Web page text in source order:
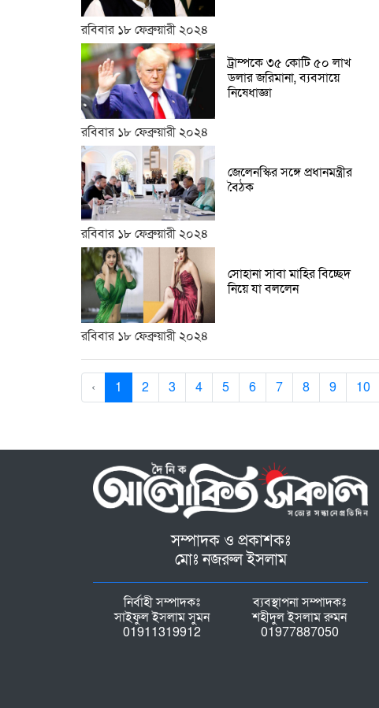
রবিবার ১৮ ফেব্রুয়ারী ২০২৪
ট্রাম্পকে ৩৫ কোটি ৫০ লাখ
ডলার জরিমানা, ব্যবসায়ে
নিষেধাজ্ঞা
রবিবার ১৮ ফেব্রুয়ারী ২০২৪
জেলেনস্কির সঙ্গে প্রধানমন্ত্রীর
বৈঠক
রবিবার ১৮ ফেব্রুয়ারী ২০২৪
সোহানা সাবা মাহির বিচ্ছেদ
নিয়ে যা বললেন
রবিবার ১৮ ফেব্রুয়ারী ২০২৪
‹ 1 2 3 4 5 6 7 8 9 10
সম্পাদক ও প্রকাশকঃ
মোঃ নজরুল ইসলাম
নির্বাহী সম্পাদকঃ
সাইফুল ইসলাম সুমন
01911319912
ব্যবস্থাপনা সম্পাদকঃ
শহীদুল ইসলাম রুমন
01977887050